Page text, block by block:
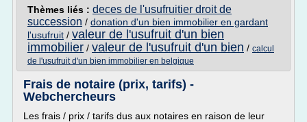
Thèmes liés : deces de l'usufruitier droit de
succession / donation d'un bien immobilier en gardant
l'usufruit / valeur de l'usufruit d'un bien
immobilier / valeur de l'usufruit d'un bien / calcul
de l'usufruit d'un bien immobilier en belgique
Frais de notaire (prix, tarifs) -
Webchercheurs
Les frais / prix / tarifs dus aux notaires en raison de leur